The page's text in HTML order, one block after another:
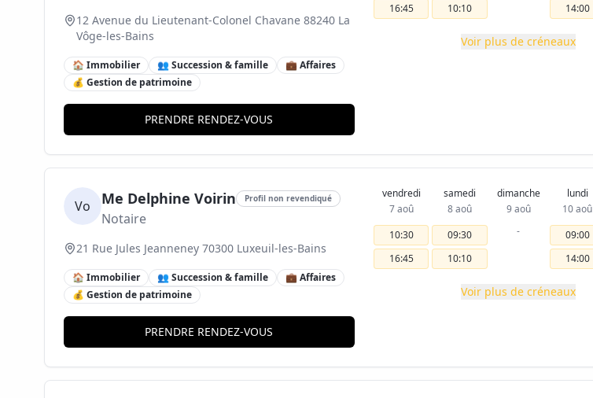
12 Avenue du Lieutenant-Colonel Chavane 88240 La
Vôge-les-Bains
🏠 Immobilier 👥 Succession & famille
💼 Affaires
💰 Gestion de patrimoine
PRENDRE RENDEZ-VOUS
16:45
10:10
14:00
Voir plus de créneaux
Vo Me Delphine Voirin Profil non revendiqué
Notaire
21 Rue Jules Jeanneney 70300 Luxeuil-les-Bains
🏠 Immobilier 👥 Succession & famille
💼 Affaires
💰 Gestion de patrimoine
PRENDRE RENDEZ-VOUS
vendredi
7 aoû
10:30
16:45
samedi
8 aoû
09:30
10:10
dimanche
9 aoû
-
lundi
10 aoû
09:00
14:00
Voir plus de créneaux